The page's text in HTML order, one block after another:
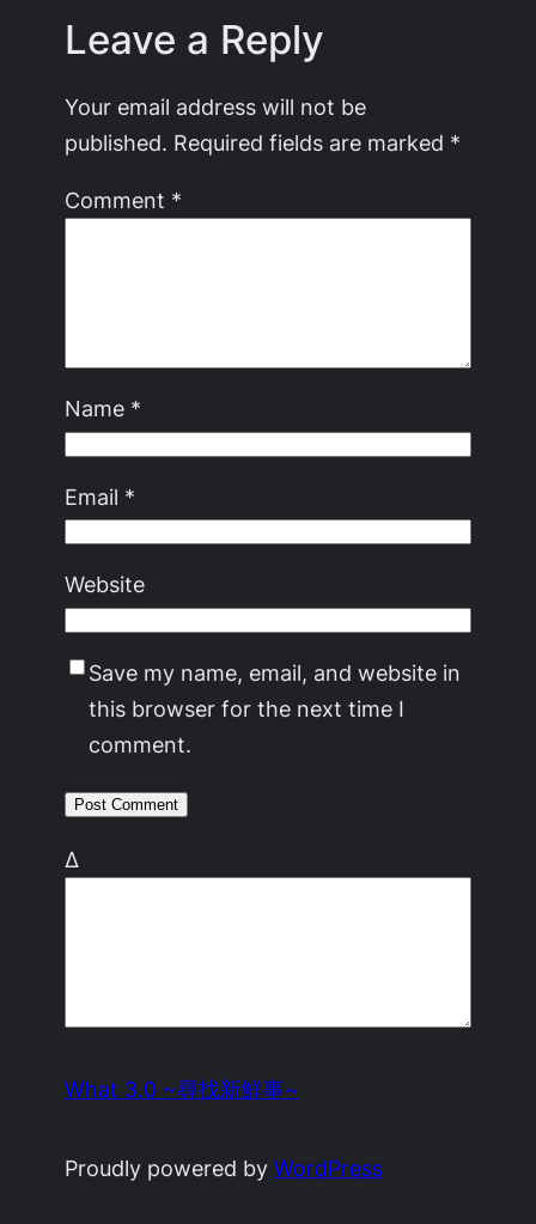
Leave a Reply
Your email address will not be
published. Required fields are marked *
Comment *
Name *
Email *
Website
Save my name, email, and website in
this browser for the next time I
comment.
Δ
What 3.0 ~尋找新鮮事~
Proudly powered byWordPress